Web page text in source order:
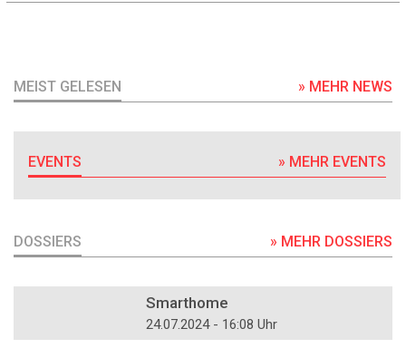
MEIST GELESEN » MEHR NEWS
EVENTS » MEHR EVENTS
DOSSIERS » MEHR DOSSIERS
Smarthome
24.07.2024 - 16:08 Uhr